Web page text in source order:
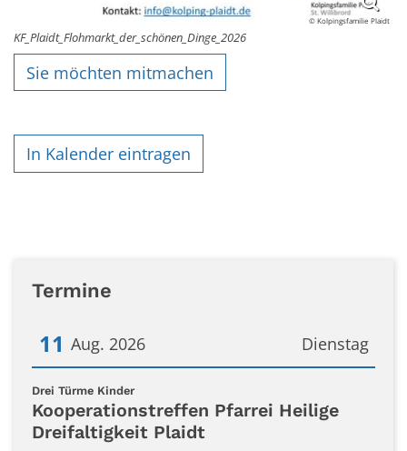
© Kolpingsfamilie Plaidt
KF_Plaidt_Flohmarkt_der_schönen_Dinge_2026
Sie möchten mitmachen
In Kalender eintragen
Termine
Dienstag
11 Aug. 2026
Datum: 11. August 2026
Drei Türme Kinder:
Kooperationstreffen Pfarrei Heilige
Dreifaltigkeit Plaidt